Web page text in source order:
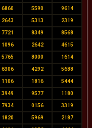
6860 5590 9614
2643 5313 2319
7721 8349 8568
1096 2642 4615
5765 8000 1614
6306 4292 5688
1106 1816 5444
3949 9577 1180
7934 0156 3319
1820 5969 2187